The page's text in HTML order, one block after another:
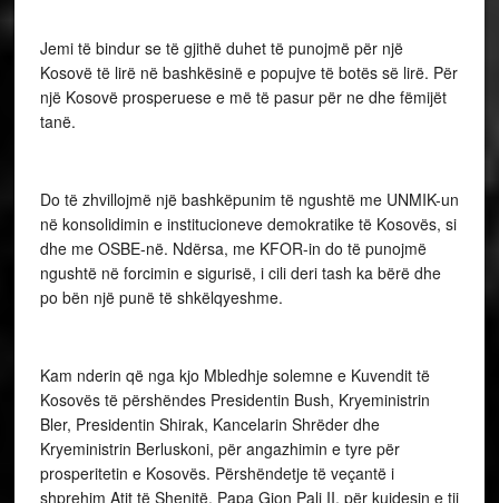
Jemi të bindur se të gjithë duhet të punojmë për një
Kosovë të lirë në bashkësinë e popujve të botës së lirë. Për
një Kosovë prosperuese e më të pasur për ne dhe fëmijët
tanë.
Do të zhvillojmë një bashkëpunim të ngushtë me UNMIK-un
në konsolidimin e institucioneve demokratike të Kosovës, si
dhe me OSBE-në. Ndërsa, me KFOR-in do të punojmë
ngushtë në forcimin e sigurisë, i cili deri tash ka bërë dhe
po bën një punë të shkëlqyeshme.
Kam nderin që nga kjo Mbledhje solemne e Kuvendit të
Kosovës të përshëndes Presidentin Bush, Kryeministrin
Bler, Presidentin Shirak, Kancelarin Shrëder dhe
Kryeministrin Berluskoni, për angazhimin e tyre për
prosperitetin e Kosovës. Përshëndetje të veçantë i
shprehim Atit të Shenjtë, Papa Gjon Pali II, për kujdesin e tij